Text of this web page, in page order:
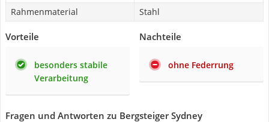
Rahmenmaterial Stahl
Vorteile
besonders stabile
Verarbeitung
Nachteile
ohne Federrung
Fragen und Antworten zu Bergsteiger Sydney